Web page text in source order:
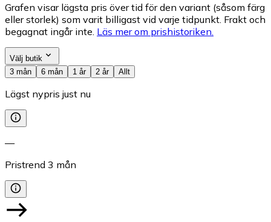
Grafen visar lägsta pris över tid för den variant (såsom färg
eller storlek) som varit billigast vid varje tidpunkt. Frakt och
begagnat ingår inte. Läs mer om prishistoriken.
Välj butik
3 mån
6 mån 1 år 2 år Allt
Lägst nypris just nu
—
Pristrend 3 mån